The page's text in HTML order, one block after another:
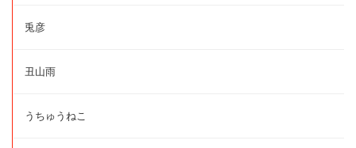
兎彦
丑山雨
うちゅうねこ